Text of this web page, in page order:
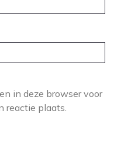
in deze browser voor
reactie plaats.